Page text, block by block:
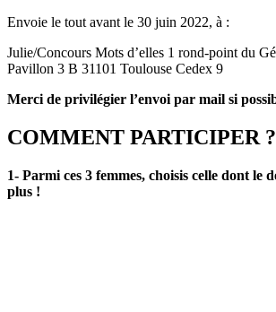
Envoie le tout avant le 30 juin 2022, à :
Julie/Concours Mots d’elles 1 rond-point du
Pavillon 3 B 31101 Toulouse Cedex 9
Merci de privilégier l’envoi par mail si
COMMENT PARTICIPER ?
1- Parmi ces 3 femmes, choisis celle dont le
plus !